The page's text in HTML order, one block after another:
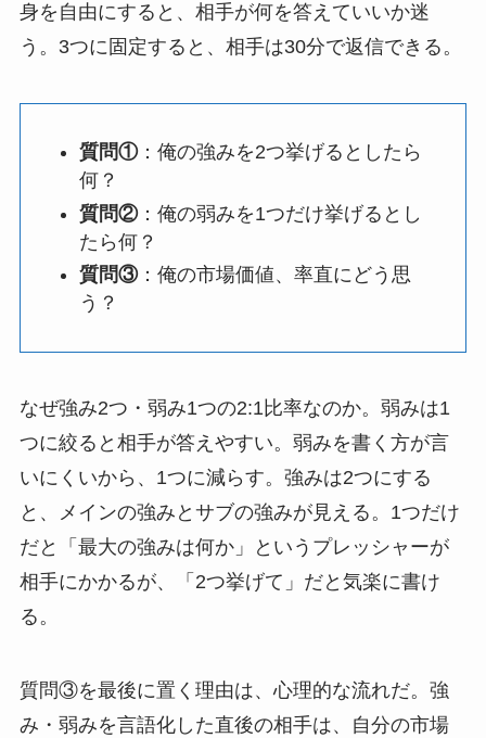
身を自由にすると、相手が何を答えていいか迷
う。3つに固定すると、相手は30分で返信できる。
質問①：俺の強みを2つ挙げるとしたら
何？
質問②：俺の弱みを1つだけ挙げるとし
たら何？
質問③：俺の市場価値、率直にどう思
う？
なぜ強み2つ・弱み1つの2:1比率なのか。弱みは1
つに絞ると相手が答えやすい。弱みを書く方が言
いにくいから、1つに減らす。強みは2つにする
と、メインの強みとサブの強みが見える。1つだけ
だと「最大の強みは何か」というプレッシャーが
相手にかかるが、「2つ挙げて」だと気楽に書け
る。
質問③を最後に置く理由は、心理的な流れだ。強
み・弱みを言語化した直後の相手は、自分の市場